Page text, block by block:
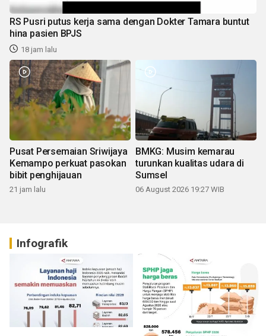
RS Pusri putus kerja sama dengan Dokter Tamara buntut
hina pasien BPJS
18 jam lalu
Pusat Persemaian Sriwijaya
Kemampo perkuat pasokan
bibit penghijauan
21 jam lalu
BMKG: Musim kemarau
turunkan kualitas udara di
Sumsel
06 August 2026 19:27 WIB
Infografik